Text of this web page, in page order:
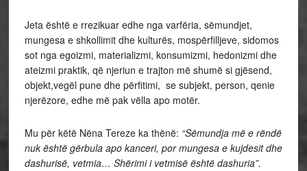
Jeta është e rrezikuar edhe nga varfëria, sëmundjet,
mungesa e shkollimit dhe kulturës, mospërfilljeve, sidomos
sot nga egoizmi, materializmi, konsumizmi, hedonizmi dhe
ateizmi praktik, që njeriun e trajton më shumë si gjësend,
objekt,vegël pune dhe përfitimi, se subjekt, person, qenie
njerëzore, edhe më pak vëlla apo motër.
Mu për këtë Nëna Tereze ka thënë: “Sëmundja më e rëndë
nuk është gërbula apo kanceri, por mungesa e kujdesit dhe
dashurisë, vetmia… Shërimi i vetmisë është dashuria”.